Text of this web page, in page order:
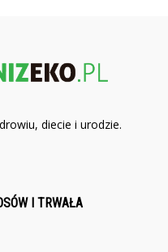
diecie i urodzie.
I TRWAŁA